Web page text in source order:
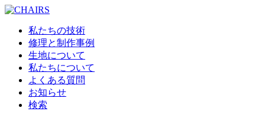
私たちの技術
修理と制作事例
生地について
私たちについて
よくある質問
お知らせ
検索